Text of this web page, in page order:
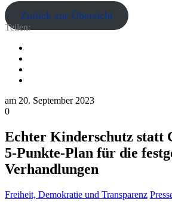
Zurück zur Übersicht
Teilen:
am 20. September 2023
0
Echter Kinderschutz statt
5-Punkte-Plan für die
Verhandlungen
Freiheit, Demokratie und Transparenz